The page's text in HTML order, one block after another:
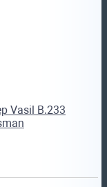
Vasil B.233